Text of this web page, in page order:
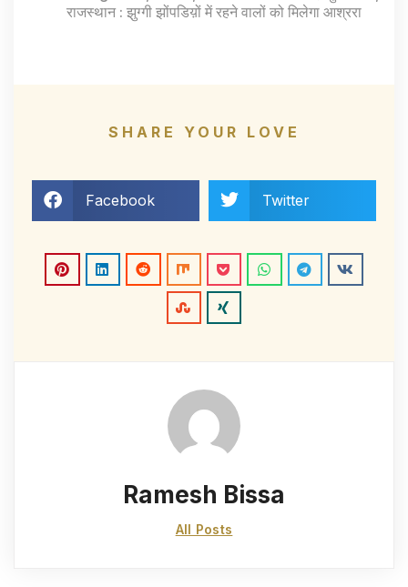
राजस्थान : झुग्गी झोंपडिय़ों में रहने वालों को मिलेगा आश्ररा
SHARE YOUR LOVE
Facebook Twitter
Ramesh Bissa
All Posts